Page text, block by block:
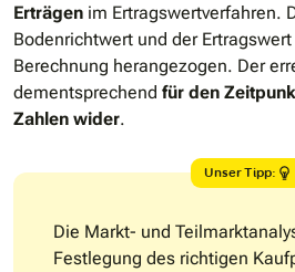
Erträgen im Ertragswertverfahren.
Bodenrichtwert und der
Berechnung herangezogen. Der
dementsprechend für den
Zahlen wider.
Unser Tipp:
Die Markt- und
Festlegung des richtigen